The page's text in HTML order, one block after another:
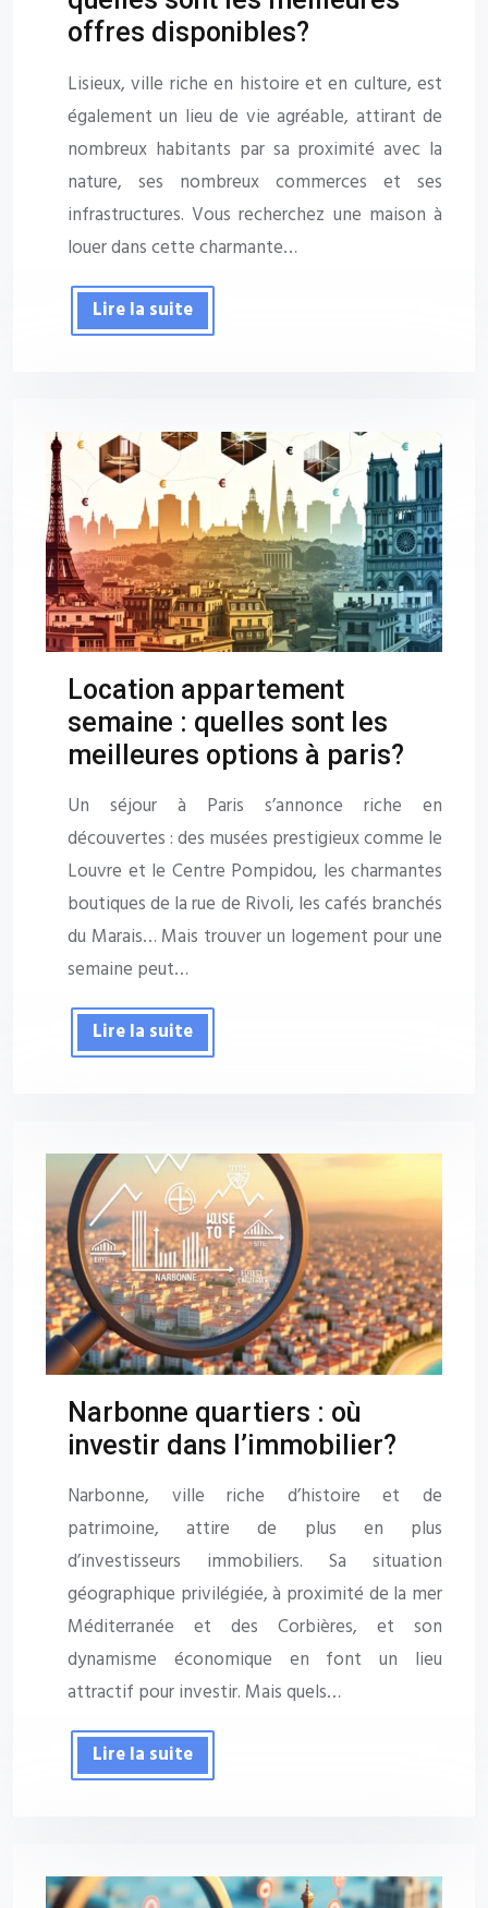
offres disponibles?
Lisieux, ville riche en histoire et en culture, est
également un lieu de vie agréable, attirant de
nombreux habitants par sa proximité avec la
nature, ses nombreux commerces et ses
infrastructures. Vous recherchez une maison à
louer dans cette charmante…
Lire la suite
Location appartement
semaine : quelles sont les
meilleures options à paris?
Un séjour à Paris s’annonce riche en
découvertes : des musées prestigieux comme le
Louvre et le Centre Pompidou, les charmantes
boutiques de la rue de Rivoli, les cafés branchés
du Marais… Mais trouver un logement pour une
semaine peut…
Lire la suite
Narbonne quartiers : où
investir dans l’immobilier?
Narbonne, ville riche d’histoire et de
patrimoine, attire de plus en plus
d’investisseurs immobiliers. Sa situation
géographique privilégiée, à proximité de la mer
Méditerranée et des Corbières, et son
dynamisme économique en font un lieu
attractif pour investir. Mais quels…
Lire la suite